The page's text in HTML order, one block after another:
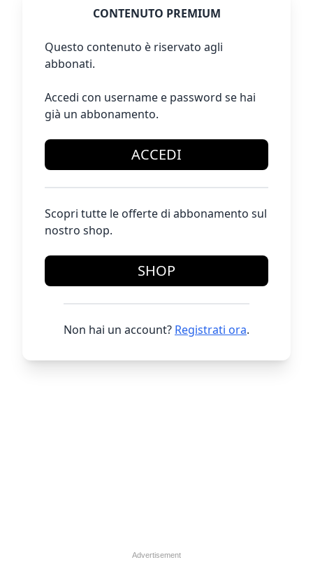
CONTENUTO PREMIUM
Questo contenuto è riservato agli
abbonati.
Accedi con username e password se hai
già un abbonamento.
ACCEDI
Scopri tutte le offerte di abbonamento sul
nostro shop.
SHOP
Non hai un account? Registrati ora.